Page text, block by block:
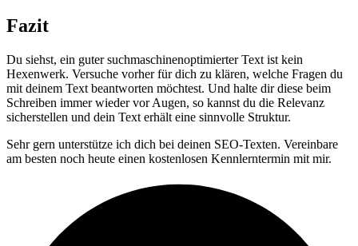
Fazit
Du siehst, ein guter suchmaschinenoptimierter Text ist kein
Hexenwerk. Versuche vorher für dich zu klären, welche Fragen du
mit deinem Text beantworten möchtest. Und halte dir diese beim
Schreiben immer wieder vor Augen, so kannst du die Relevanz
sicherstellen und dein Text erhält eine sinnvolle Struktur.
Sehr gern unterstütze ich dich bei deinen SEO-Texten. Vereinbare
am besten noch heute einen kostenlosen Kennlerntermin mit mir.